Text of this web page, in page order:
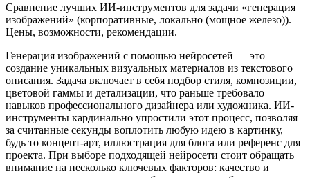
Сравнение лучших ИИ-инструментов для задачи «генерация
изображений» (корпоративные, локально (мощное железо)).
Цены, возможности, рекомендации.
Генерация изображений с помощью нейросетей — это
создание уникальных визуальных материалов из текстового
описания. Задача включает в себя подбор стиля, композиции,
цветовой гаммы и детализации, что раньше требовало
навыков профессионального дизайнера или художника. ИИ-
инструменты кардинально упростили этот процесс, позволяя
за считанные секунды воплотить любую идею в картинку,
будь то концепт-арт, иллюстрация для блога или референс для
проекта. При выборе подходящей нейросети стоит обращать
внимание на несколько ключевых факторов: качество и